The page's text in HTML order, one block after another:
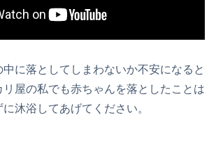
に落としてしまわないか不安になると
屋の私でも赤ちゃんを落としたことは
沐浴してあげてください。